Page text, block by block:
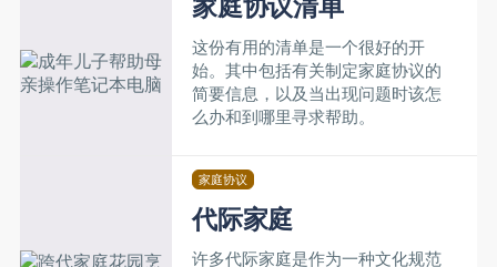
这份有用的清单是一个很好的开
始。其中包括有关制定家庭协议的
简要信息，以及当出现问题时该怎
么办和到哪里寻求帮助。
家庭协议
代际家庭
许多代际家庭是作为一种文化规范